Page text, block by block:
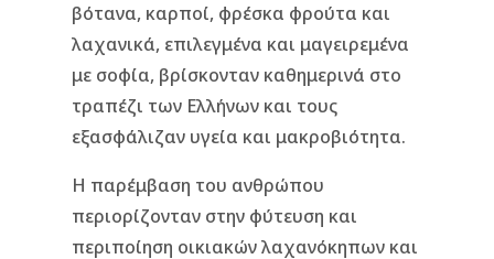
βότανα, καρποί, φρέσκα φρούτα και
λαχανικά, επιλεγμένα και μαγειρεμένα
με σοφία, βρίσκονταν καθημερινά στο
τραπέζι των Ελλήνων και τους
εξασφάλιζαν υγεία και μακροβιότητα.
Η παρέμβαση του ανθρώπου
περιορίζονταν στην φύτευση και
περιποίηση οικιακών λαχανόκηπων και